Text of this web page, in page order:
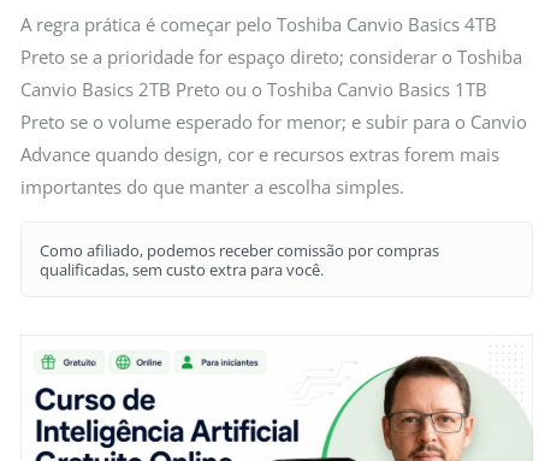
A regra prática é começar pelo Toshiba Canvio Basics 4TB
Preto se a prioridade for espaço direto; considerar o Toshiba
Canvio Basics 2TB Preto ou o Toshiba Canvio Basics 1TB
Preto se o volume esperado for menor; e subir para o Canvio
Advance quando design, cor e recursos extras forem mais
importantes do que manter a escolha simples.
Como afiliado, podemos receber comissão por compras
qualificadas, sem custo extra para você.